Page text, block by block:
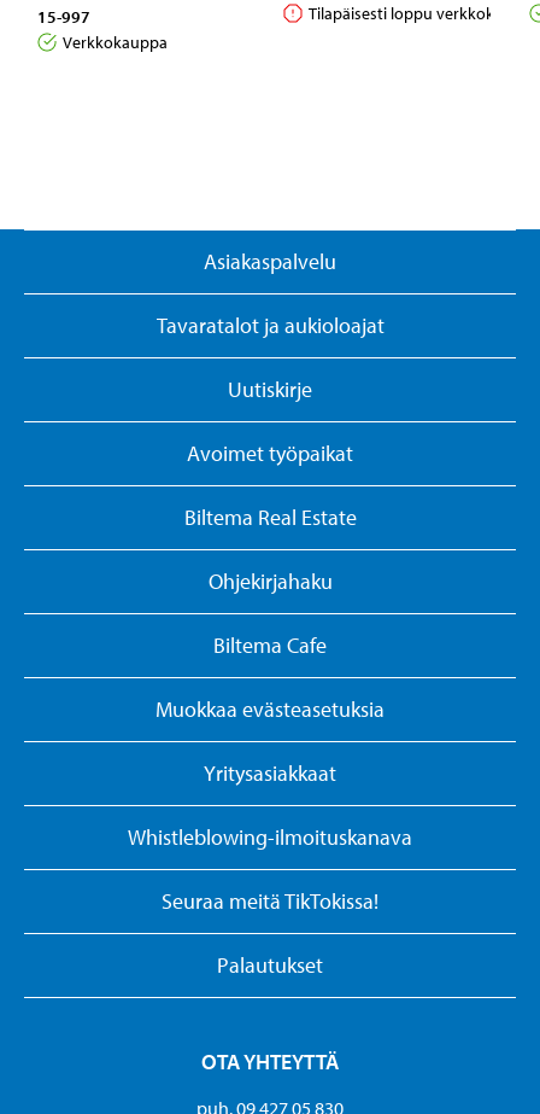
15-997
Verkkokauppa
Tilapäisesti loppu
Asiakaspalvelu
Tavaratalot ja aukioloajat
Uutiskirje
Avoimet työpaikat
Biltema Real Estate
Ohjekirjahaku
Biltema Cafe
Muokkaa evästeasetuksia
Yritysasiakkaat
Whistleblowing-ilmoituskanava
Seuraa meitä TikTokissa!
Palautukset
OTA YHTEYTTÄ
puh. 09 427 05 830